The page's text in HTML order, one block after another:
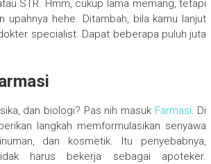
STR. Hmm, cukup lama memang, tetapi
upahnya hehe. Ditambah, bila kamu lanjut
specialist. Dapat beberapa puluh juta
dan biologi? Pas nih masuk Farmasi. Di
langkah memformulasikan senyawa
dan kosmetik. Itu penyebabnya,
harus bekerja sebagai apoteker.